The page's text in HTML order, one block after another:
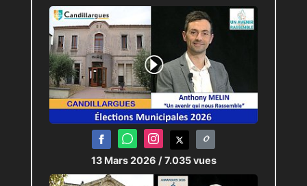
Verdict attendu dans les
urnes, dimanche.
Journaliste :Pierric-Joël LOUBAT
Technicien : Antoine RODRIGUEZ
13 Mars 2026 / 7.035 vues